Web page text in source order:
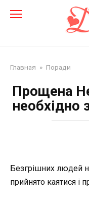
Главная » Поради
Прощена
необхідно
Безгрішних людей
прийнято каятися і